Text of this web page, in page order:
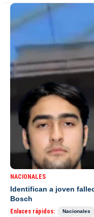
NACIONALES
Identifican a joven
Bosch
Enlaces rápidos: Nacionales